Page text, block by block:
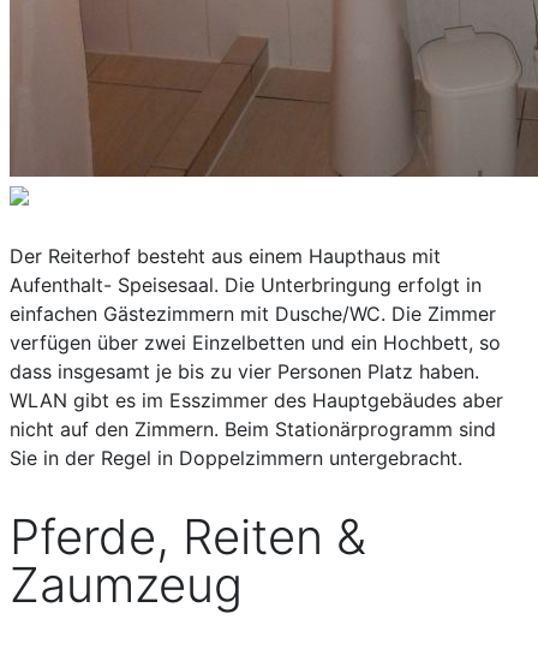
Der Reiterhof besteht aus einem Haupthaus mit
Aufenthalt- Speisesaal. Die Unterbringung erfolgt in
einfachen Gästezimmern mit Dusche/WC. Die Zimmer
verfügen über zwei Einzelbetten und ein Hochbett, so
dass insgesamt je bis zu vier Personen Platz haben.
WLAN gibt es im Esszimmer des Hauptgebäudes aber
nicht auf den Zimmern. Beim Stationärprogramm sind
Sie in der Regel in Doppelzimmern untergebracht.
Pferde, Reiten &
Zaumzeug